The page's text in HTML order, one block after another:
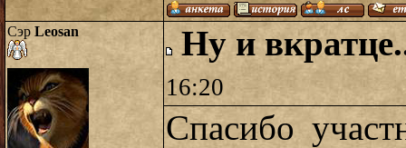
Сэр Leosan Ну и
16:20
Спасибо